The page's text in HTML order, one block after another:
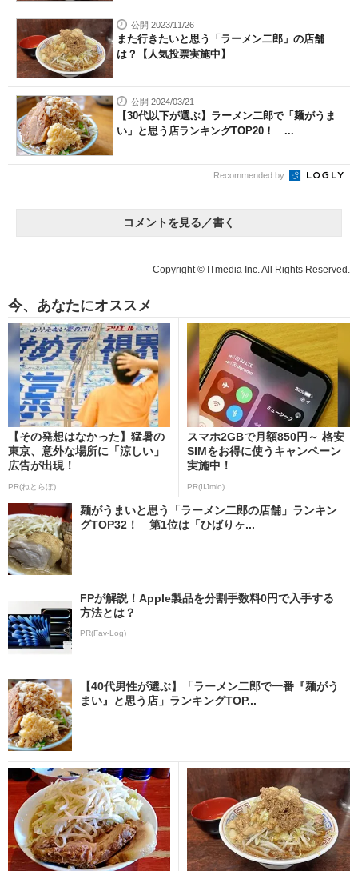
公開 2023/11/26
また行きたいと思う「ラーメン二郎」の店舗
は？【人気投票実施中】
公開 2024/03/21
【30代以下が選ぶ】ラーメン二郎で「麺がうま
い」と思う店ランキングTOP20！ ...
Recommended by
コメントを見る／書く
Copyright © ITmedia Inc. All Rights Reserved.
今、あなたにオススメ
【その発想はなかった】猛暑の
東京、意外な場所に「涼しい」
広告が出現！
PR(ねとらぼ)
スマホ2GBで月額850円～ 格安
SIMをお得に使うキャンペーン
実施中！
PR(IIJmio)
麺がうまいと思う「ラーメン二郎の店舗」ランキン
グTOP32！ 第1位は「ひばりヶ...
FPが解説！Apple製品を分割手数料0円で入手する
方法とは？
PR(Fav-Log)
【40代男性が選ぶ】「ラーメン二郎で一番『麺がう
まい』と思う店」ランキングTOP...